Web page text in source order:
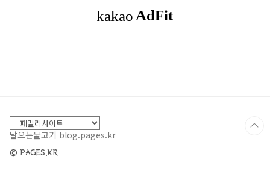
7 출시후 꾸준히 윈도우 업데이트를 하신 분들이라
면 굳이 서비스팩을 설치 하지 않아도 되겠지만 그
날으는물고기 blog.pages.kr
© PAGES.KR